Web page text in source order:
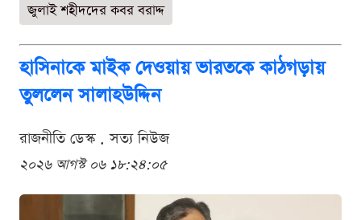
জুলাই শহীদদের কবর বরাদ্দ
হাসিনাকে মাইক দেওয়ায় ভারতকে কাঠগড়ায়
তুললেন সালাহউদ্দিন
রাজনীতি ডেস্ক . সত্য নিউজ
২০২৬ আগস্ট ০৬ ১৮:২৪:০৫